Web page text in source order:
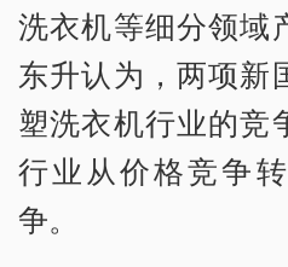
洗衣机等细分领域
东升认为，两项新
塑洗衣机行业的竞
行业从价格竞争
争。